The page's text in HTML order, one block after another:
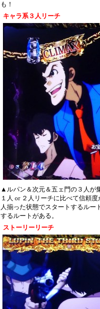
も！
キャラ系３人リーチ
▲ルパン＆次元＆五ェ門の３人が
１人 or ２人リーチに比べて信頼
人揃った状態でスタートするルー
するルートがある。
ストーリーリーチ